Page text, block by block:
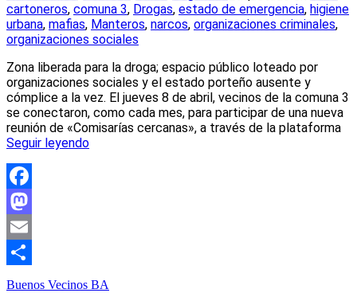
cartoneros, comuna 3, Drogas, estado de emergencia, higiene
urbana, mafias, Manteros, narcos, organizaciones criminales,
organizaciones sociales
Zona liberada para la droga; espacio público loteado por
organizaciones sociales y el estado porteño ausente y
cómplice a la vez. El jueves 8 de abril, vecinos de la comuna 3
se conectaron, como cada mes, para participar de una nueva
reunión de «Comisarías cercanas», a través de la plataforma
Seguir leyendo
Facebook
Mastodon
Email
Compartir
Buenos Vecinos BA